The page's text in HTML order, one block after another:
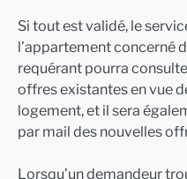
Si tout est validé, le
l’appartement concerné
requérant pourra
offres existantes en vue
logement, et il sera
par mail des nouvelles
Lorsqu’un demandeur